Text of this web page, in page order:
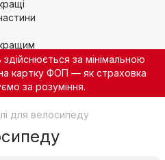
за мінімальною
картку ФОП — як страховка
за розуміння.
для велосипеду